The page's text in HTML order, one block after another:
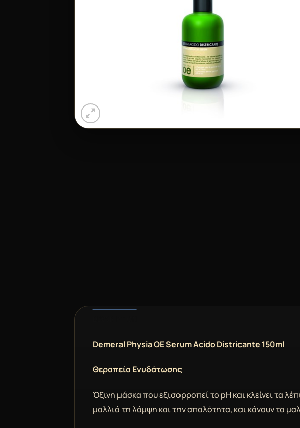
Demeral Physia OE Serum Acido Districante 150ml
Θεραπεία Ενυδάτωσης
Όξινη μάσκα που εξισορροπεί το pΗ και κλείνει τα
μαλλιά τη λάμψη και την απαλότητα, και κάνουν τα